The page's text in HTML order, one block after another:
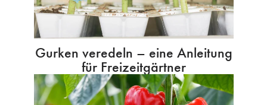
Gurken veredeln – eine Anleitung
für Freizeitgärtner